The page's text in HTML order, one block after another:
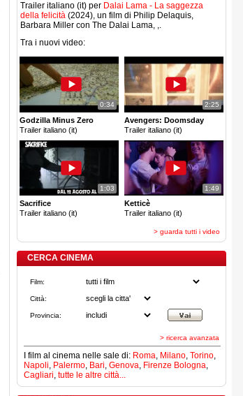
Trailer italiano (it) per Dalai Lama - La saggezza
della felicità (2024), un film di Philip Delaquis,
Barbara Miller con The Dalai Lama, ,.
Tra i nuovi video:
0:34
Godzilla Minus Zero
Trailer italiano (it)
2:25
Avengers: Doomsday
Trailer italiano (it)
1:03
Sacrifice
Trailer italiano (it)
1:49
Ketticè
Trailer italiano (it)
> guarda tutti i video
CERCA CINEMA
Film:
Città:
Provincia:
> ricerca avanzata
I film al cinema nelle sale di: Roma, Milano, Torino,
Napoli, Palermo, Bari, Genova, Firenze Bologna,
Cagliari, tutte le altre città...